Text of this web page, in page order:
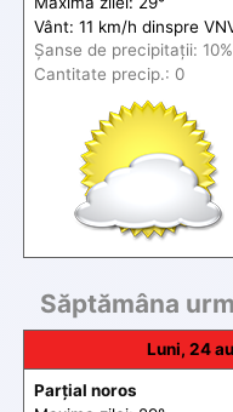
Vânt: 11 km/h dinspre
Șanse de precipitații: 10%
Cantitate precip.: 0
Săptămâna
Luni, 24
Parțial noros